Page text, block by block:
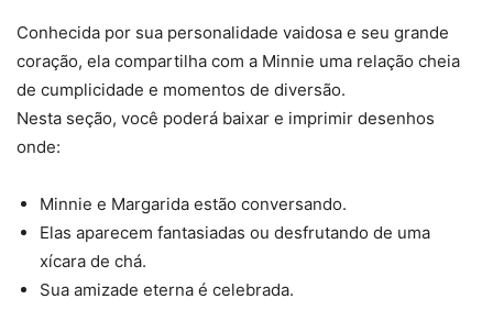
Conhecida por sua personalidade vaidosa e seu grande
coração, ela compartilha com a Minnie uma relação cheia
de cumplicidade e momentos de diversão.
Nesta seção, você poderá baixar e imprimir desenhos
onde:
Minnie e Margarida estão conversando.
Elas aparecem fantasiadas ou desfrutando de uma
xícara de chá.
Sua amizade eterna é celebrada.